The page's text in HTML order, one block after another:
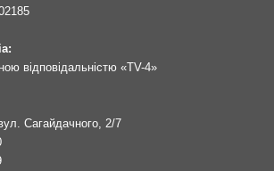
відповідальністю «TV-4»
Сагайдачного, 2/7